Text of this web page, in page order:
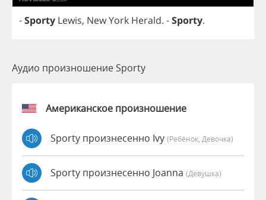
-Sporty Lewis, NewYork Herald. -Sporty.
Аудио произношение Sporty
Американское произношение
Sporty произнесенно Ivy (Ребёнок, Девочка)
Sporty произнесенно Joanna (девушка)